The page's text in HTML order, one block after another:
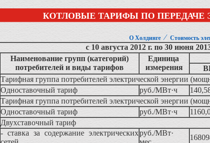
КОТЛОВЫЕ ТАРИФЫ ПО ПЕРЕДАЧЕ
О Холдинге ⁄ Стоимость
с 10 августа 2012 г. по 30 июня
Наименование групп (категорий)
потребителей и виды тарифов
Единица
измерения
Тарифная группа потребителей электрической энергии
Одноставочный тариф руб./МВт·ч
Тарифная группа потребителей электрической энергии
Одноставочный тариф руб./МВт·ч
Двухставочный тариф
- ставка за содержание электрическихруб./МВт·